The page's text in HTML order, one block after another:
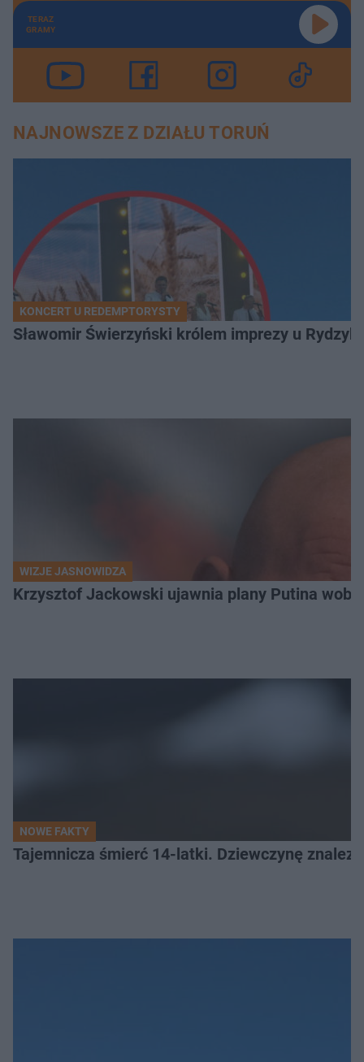
TERAZ
GRAMY
NAJNOWSZE Z DZIAŁU TORUŃ
KONCERT U REDEMPTORYSTY
Sławomir Świerzyński królem imprezy u
WIZJE JASNOWIDZA
Krzysztof Jackowski ujawnia plany Putina
NOWE FAKTY
Tajemnicza śmierć 14-latki. Dziewczynę